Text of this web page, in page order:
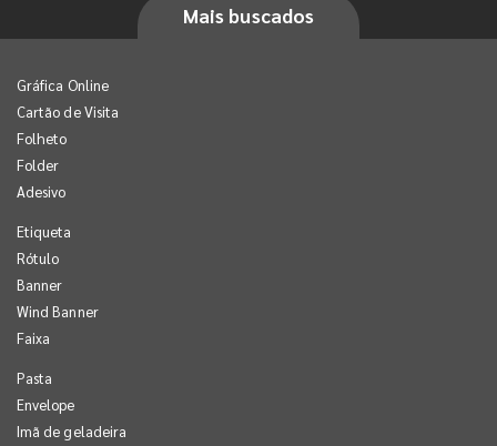
Mais buscados
Gráfica Online
Cartão de Visita
Folheto
Folder
Adesivo
Etiqueta
Rótulo
Banner
Wind Banner
Faixa
Pasta
Envelope
Imã de geladeira